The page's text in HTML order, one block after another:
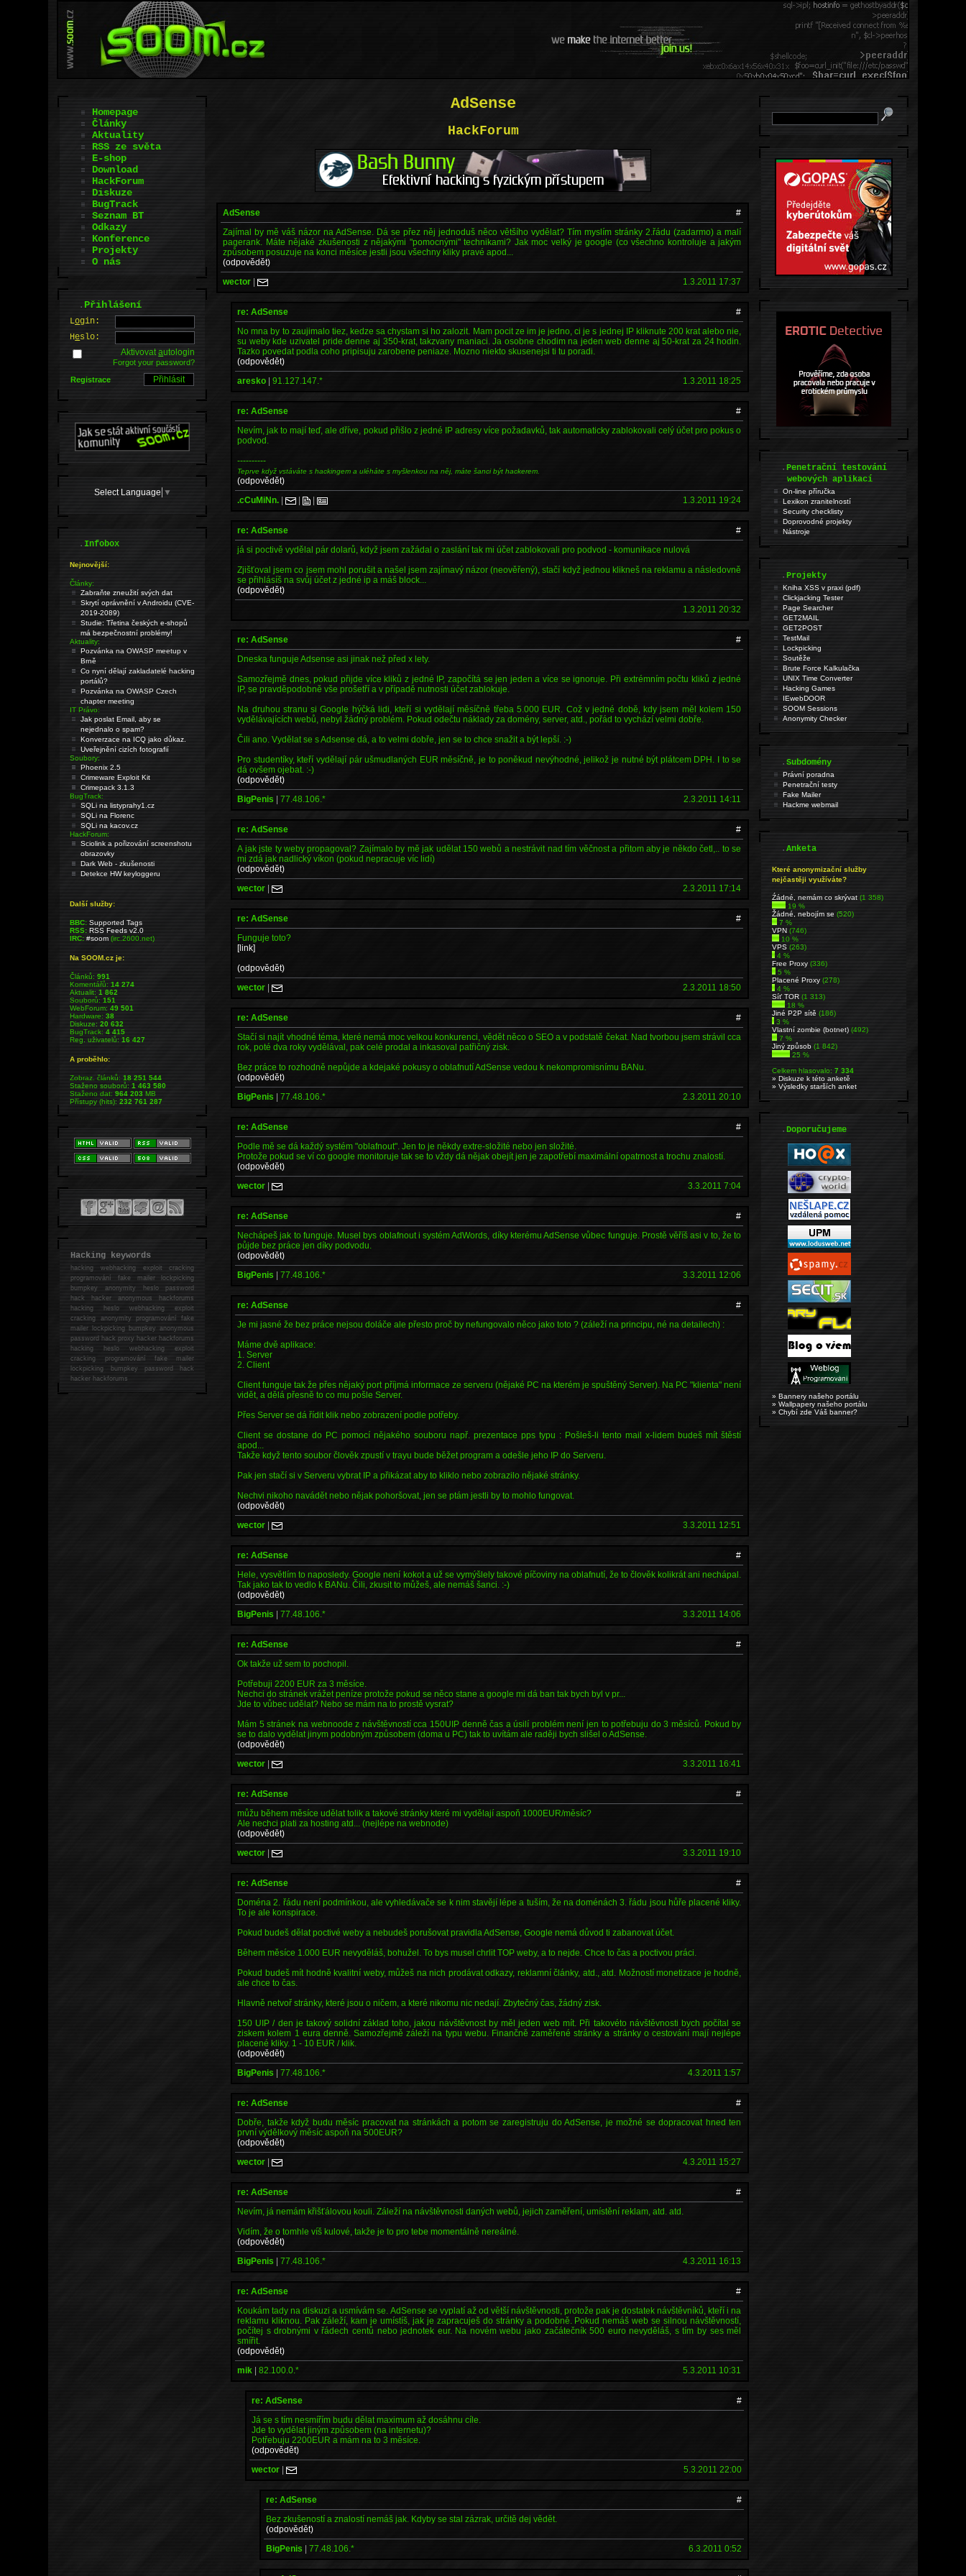
AdSense
HackForum
AdSense
#
Zajímal by mě váš názor na AdSense. Dá se přez něj jednoduš něco většího vydělat? Tím myslím stránky 2.řádu (zadarmo) a malí
pagerank. Máte nějaké zkušenosti z nějakými "pomocnými" technikami? Jak moc velký je google (co všechno kontroluje a jakým
způsobem posuzuje na konci měsíce jestli jsou všechny kliky pravé apod...
(odpovědět)
wector | 1.3.2011 17:37
re: AdSense
#
No mna by to zaujimalo tiez, kedze sa chystam si ho zalozit. Mam pocit ze im je jedno, ci je s jednej IP kliknute 200 krat alebo nie,
su weby kde uzivatel pride denne aj 350-krat, takzvany maniaci. Ja osobne chodim na jeden web denne aj 50-krat za 24 hodin.
Tazko povedat podla coho pripisuju zarobene peniaze. Mozno niekto skusenejsi ti tu poradi.
(odpovědět)
aresko |91.127.147.* 1.3.2011 18:25
re: AdSense
#
Nevím, jak to mají teď, ale dříve, pokud přišlo z jedné IP adresy více požadavků, tak automaticky zablokovali celý účet pro pokus o
podvod.
----------
Teprve když vstáváte s hackingem a uléháte s myšlenkou na něj, máte šanci být hackerem.
(odpovědět)
.cCuMiNn. | | | 1.3.2011 19:24
re: AdSense
#
já si poctivě vydělal pár dolarů, když jsem zažádal o zaslání tak mi účet zablokovali pro podvod - komunikace nulová
Zjišťoval jsem co jsem mohl porušit a našel jsem zajímavý názor (neověřený), stačí když jednou klikneš na reklamu a následovně
se přihlásíš na svůj účet z jedné ip a máš block...
(odpovědět)
1.3.2011 20:32
re: AdSense
#
Dneska funguje Adsense asi jinak než před x lety.
Samozřejmě dnes, pokud přijde více kliků z jedné IP, započítá se jen jeden a více se ignoruje. Při extrémním počtu kliků z jedné
IP, se pravděpodobně vše prošetří a v případě nutnosti účet zablokuje.
Na druhou stranu si Google hýčká lidi, kteří si vydělají měsíčně třeba 5.000 EUR. Což v jedné době, kdy jsem měl kolem 150
vydělávajících webů, nebyl žádný problém. Pokud odečtu náklady za domény, server, atd., pořád to vychází velmi dobře.
Čili ano. Vydělat se s Adsense dá, a to velmi dobře, jen se to chce snažit a být lepší. :-)
Pro studentíky, kteří vydělají pár ušmudlaných EUR měsíčně, je to poněkud nevýhodné, jelikož je nutné být plátcem DPH. I to se
dá ovšem ojebat. :-)
(odpovědět)
BigPenis |77.48.106.* 2.3.2011 14:11
re: AdSense
#
A jak jste ty weby propagoval? Zajímalo by mě jak udělat 150 webů a nestrávit nad tím věčnost a přitom aby je někdo četl,.. to se
mi zdá jak nadlický víkon (pokud nepracuje víc lidí)
(odpovědět)
wector | 2.3.2011 17:14
re: AdSense
#
Funguje toto?
[link]
(odpovědět)
wector | 2.3.2011 18:50
re: AdSense
#
Stačí si najít vhodné téma, které nemá moc velkou konkurenci, vědět něco o SEO a v podstatě čekat. Nad tvorbou jsem strávil cca
rok, poté dva roky vydělával, pak celé prodal a inkasoval patřičný zisk.
Bez práce to rozhodně nepůjde a kdejaké pokusy o oblafnutí AdSense vedou k nekompromisnímu BANu.
(odpovědět)
BigPenis |77.48.106.* 2.3.2011 20:10
re: AdSense
#
Podle mě se dá každý systém "oblafnout". Jen to je někdy extre-složité nebo jen složité.
Protože pokud se ví co google monitoruje tak se to vždy dá nějak obejít jen je zapotřebí maximální opatrnost a trochu znalostí.
(odpovědět)
wector | 3.3.2011 7:04
re: AdSense
#
Nechápeš jak to funguje. Musel bys oblafnout i systém AdWords, díky kterému AdSense vůbec funguje. Prostě věříš asi v to, že to
půjde bez práce jen díky podvodu.
(odpovědět)
BigPenis |77.48.106.* 3.3.2011 12:06
re: AdSense
#
Je mi jasné že bez práce nejsou doláče ale přesto proč by nefungovalo něco jako toto ? (záleží na principu, né na detailech) :
Máme dvě aplikace:
1. Server
2. Client
Client funguje tak že přes nějaký port příjmá informace ze serveru (nějaké PC na kterém je spuštěný Server). Na PC "klienta" není
vidět, a dělá přesně to co mu pošle Server.
Přes Server se dá řídit klik nebo zobrazení podle potřeby.
Client se dostane do PC pomocí nějakého souboru např. prezentace pps typu : Pošleš-li tento mail x-lidem budeš mít štěstí
apod...
Takže když tento soubor člověk zpustí v trayu bude běžet program a odešle jeho IP do Serveru.
Pak jen stačí si v Serveru vybrat IP a přikázat aby to kliklo nebo zobrazilo nějaké stránky.
Nechvi nikoho navádět nebo nějak pohoršovat, jen se ptám jestli by to mohlo fungovat.
(odpovědět)
wector | 3.3.2011 12:51
re: AdSense
#
Hele, vysvětlím to naposledy. Google není kokot a už se vymýšlely takové píčoviny na oblafnutí, že to člověk kolikrát ani nechápal.
Tak jako tak to vedlo k BANu. Čili, zkusit to můžeš, ale nemáš šanci. :-)
(odpovědět)
BigPenis |77.48.106.* 3.3.2011 14:06
re: AdSense
#
Ok takže už sem to pochopil.
Potřebuji 2200 EUR za 3 měsíce.
Nechci do stránek vrážet peníze protože pokud se něco stane a google mi dá ban tak bych byl v pr...
Jde to vůbec udělat? Nebo se mám na to prostě vysrat?
Mám 5 stránek na webnoode z návštěvností cca 150UIP denně čas a úsilí problém není jen to potřebuju do 3 měsíců. Pokud by
se to dalo vydělat jinym podobným způsobem (doma u PC) tak to uvítám ale raději bych slišel o AdSense.
(odpovědět)
wector | 3.3.2011 16:41
re: AdSense
#
můžu během měsíce udělat tolik a takové stránky které mi vydělají aspoň 1000EUR/měsíc?
Ale nechci plati za hosting atd... (nejlépe na webnode)
(odpovědět)
wector | 3.3.2011 19:10
re: AdSense
#
Doména 2. řádu není podmínkou, ale vyhledávače se k nim stavějí lépe a tuším, že na doménách 3. řádu jsou hůře placené kliky.
To je ale konspirace.
Pokud budeš dělat poctivé weby a nebudeš porušovat pravidla AdSense, Google nemá důvod ti zabanovat účet.
Během měsíce 1.000 EUR nevyděláš, bohužel. To bys musel chrlit TOP weby, a to nejde. Chce to čas a poctivou práci.
Pokud budeš mít hodně kvalitní weby, můžeš na nich prodávat odkazy, reklamní články, atd., atd. Možností monetizace je hodně,
ale chce to čas.
Hlavně netvoř stránky, které jsou o ničem, a které nikomu nic nedají. Zbytečný čas, žádný zisk.
150 UIP / den je takový solidní základ toho, jakou návštěvnost by měl jeden web mít. Při takovéto návštěvnosti bych počítal se
ziskem kolem 1 eura denně. Samozřejmě záleží na typu webu. Finančně zaměřené stránky a stránky o cestování mají nejlépe
placené kliky. 1 - 10 EUR / klik.
(odpovědět)
BigPenis |77.48.106.* 4.3.2011 1:57
re: AdSense
#
Dobře, takže když budu měsíc pracovat na stránkách a potom se zaregistruju do AdSense, je možné se dopracovat hned ten
první výdělkový měsíc aspoň na 500EUR?
(odpovědět)
wector | 4.3.2011 15:27
re: AdSense
#
Nevím, já nemám křišťálovou kouli. Záleží na návštěvnosti daných webů, jejich zaměření, umístění reklam, atd. atd.
Vidím, že o tomhle víš kulové, takže je to pro tebe momentálně nereálné.
(odpovědět)
BigPenis |77.48.106.* 4.3.2011 16:13
re: AdSense
#
Koukám tady na diskuzi a usmívám se. AdSense se vyplatí až od větší návštěvnosti, protože pak je dostatek návštěvníků, kteří i na
reklamu kliknou. Pak záleží, kam je umístíš, jak je zapracuješ do stránky a podobně. Pokud nemáš web se silnou návštěvností,
počítej s drobnými v řádech centů nebo jednotek eur. Na novém webu jako začátečník 500 euro nevyděláš, s tím by ses měl
smířit.
(odpovědět)
mik |82.100.0.* 5.3.2011 10:31
re: AdSense
#
Já se s tím nesmířím budu dělat maximum až dosáhnu cíle.
Jde to vydělat jiným způsobem (na internetu)?
Potřebuju 2200EUR a mám na to 3 měsíce.
(odpovědět)
wector | 5.3.2011 22:00
re: AdSense
#
Bez zkušeností a znalostí nemáš jak. Kdyby se stal zázrak, určitě dej vědět.
(odpovědět)
BigPenis |77.48.106.* 6.3.2011 0:52
Homepage
Články
Aktuality
RSS ze světa
E-shop
Download
HackForum
Diskuze
BugTrack
Seznam BT
Odkazy
Konference
Projekty
O nás
.Přihlášení
Login:
Heslo:
Aktivovatautologin
Forgot your password?
Registrace
Select Language ▼
.Infobox
Nejnovější:
Články:
Zabraňte zneužití svých dat
Skrytí oprávnění v Androidu (CVE-
2019-2089)
Studie: Třetina českých e-shopů
má bezpečnostní problémy!
Aktuality:
Pozvánka na OWASP meetup v
Brně
Co nyní dělají zakladatelé hacking
portálů?
Pozvánka na OWASP Czech
chapter meeting
IT Právo:
Jak poslat Email, aby se
nejednalo o spam?
Konverzace na ICQ jako důkaz.
Uveřejnění cizích fotografií
Soubory:
Phoenix 2.5
Crimeware Exploit Kit
Crimepack 3.1.3
BugTrack:
SQLi na listyprahy1.cz
SQLi na Florenc
SQLi na kacov.cz
HackForum:
Sciolink a pořizování screenshotu
obrazovky
Dark Web - zkušenosti
Detekce HW keyloggeru
Další služby:
BBC: Supported Tags
RSS: RSS Feeds v2.0
IRC: #soom(irc.2600.net)
Na SOOM.cz je:
Článků:991
Komentářů:14 274
Aktualit:1 862
Souborů:151
WebForum:49 501
Hardware:38
Diskuze:20 632
BugTrack:4 415
Reg. uživatelů:16 427
A proběhlo:
Zobraz. článků:18 251 544
Staženo souborů:1 463 580
Staženo dat:964 203MB
Přístupy (hits):232 761 287
Hacking keywords
hackingwebhacking exploit cracking
programování fake mailer lockpicking
bumpkey anonymity heslo password
hackhacker anonymous hackforums
hackingheslo webhacking exploit
cracking anonymity programování fake
mailer lockpicking bumpkey anonymous
password hack proxy hacker hackforums
hacking heslo webhacking exploit
cracking programování fake mailer
lockpicking bumpkey password hack
hackerhackforums
.Penetrační testování
webových aplikací
On-line příručka
Lexikon zranitelností
Security checklisty
Doprovodné projekty
Nástroje
.Projekty
Kniha XSS v praxi (pdf)
Clickjacking Tester
Page Searcher
GET2MAIL
GET2POST
TestMail
Lockpicking
Soutěže
Brute Force Kalkulačka
UNIX Time Converter
Hacking Games
IEwebDOOR
SOOM Sessions
Anonymity Checker
.Subdomény
Právní poradna
Penetrační testy
Fake Mailer
Hackme webmail
.Anketa
Které anonymizační služby
nejčastěji využíváte?
Źádné, nemám co skrývat(1 358)
19 %
Žádné, nebojím se(520)
7 %
VPN(746)
10 %
VPS(263)
4 %
Free Proxy(336)
5 %
Placené Proxy(278)
4 %
Síť TOR(1 313)
18 %
Jiné P2P sítě(186)
3 %
Vlastní zombie (botnet)(492)
7 %
Jiný způsob(1 842)
25 %
Celkem hlasovalo:7 334
» Diskuze k této anketě
» Výsledky starších anket
.Doporučujeme
» Bannery našeho portálu
» Wallpapery našeho portálu
» Chybí zde Váš banner?